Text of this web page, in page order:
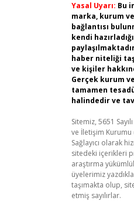
Yasal Uyarı: Bu
marka, kurum
bağlantısı
kendi
haber niteliği
ve kişiler
Gerçek kurum
tamamen
halindedir ve
Sitemiz, 5651
ve İletişim Kurumu
Sağlayıcı olarak
sitedeki içerikleri
araştırma
üyelerimiz
taşımakta olup,
etmiş sayılırlar.